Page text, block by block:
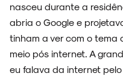
nasceu durante a
abria o Google e
tinham a ver com o tema
meio pós internet. A
eu falava da internet